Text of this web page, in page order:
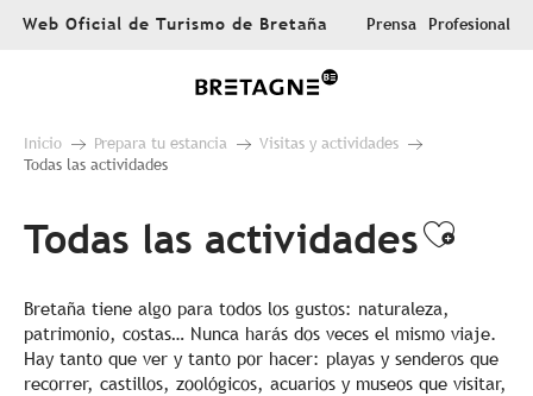
AllerWeb Oficial de Turismo de Bretaña Prensa Profesional
Inicio Prepara tu estancia
Visitas y actividades
Todas las actividades
Todas las actividades
Bretaña tiene algo para todos los gustos: naturaleza,
patrimonio, costas… Nunca harás dos veces el mismo viaje.
Hay tanto que ver y tanto por hacer: playas y senderos que
recorrer, castillos, zoológicos, acuarios y museos que visitar,